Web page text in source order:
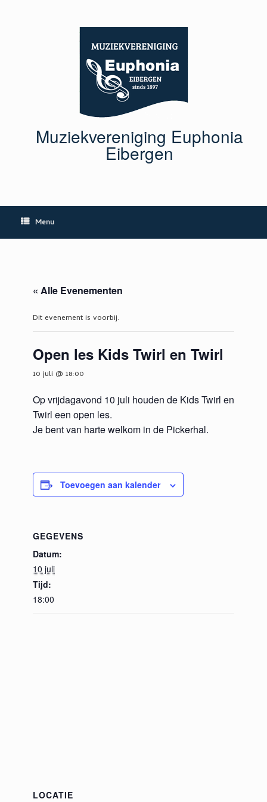
Muziekvereniging Euphonia
Eibergen
Menu
« Alle Evenementen
Dit evenement is voorbij.
Open les Kids Twirl en Twirl
10 juli @ 18:00
Op vrijdagavond 10 juli houden de Kids Twirl en
Twirl een open les.
Je bent van harte welkom in de Pickerhal.
Toevoegen aan kalender
GEGEVENS
Datum:
10 juli
Tijd:
18:00
LOCATIE